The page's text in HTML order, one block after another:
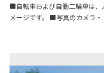
■自転車および自動二輪車は
メージです。 ■写真のカメラ・